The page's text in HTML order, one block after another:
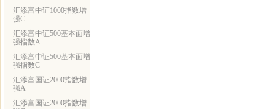
汇添富中证1000指数增
强C
汇添富中证500基本面增
强指数A
汇添富中证500基本面增
强指数C
汇添富国证2000指数增
强A
汇添富国证2000指数增